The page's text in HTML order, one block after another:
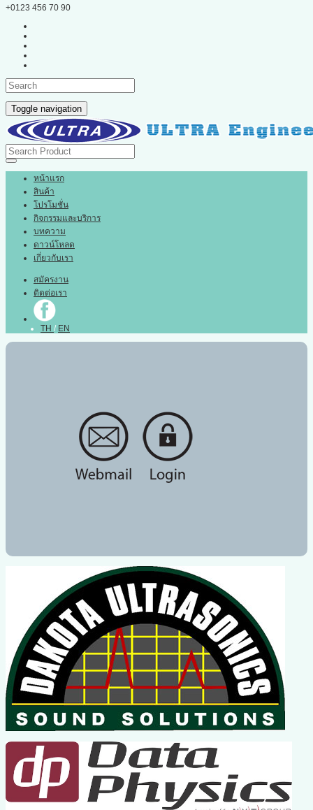
+0123 456 70 90
Toggle navigation
หน้าแรก
สินค้า
โปรโมชั่น
กิจกรรมและบริการ
บทความ
ดาวน์โหลด
เกี่ยวกับเรา
สมัครงาน
ติดต่อเรา
TH / EN